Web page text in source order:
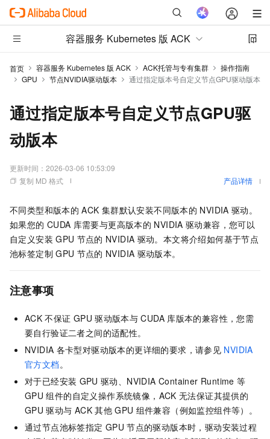
容器服务 Kubernetes 版 ACK
首页 容器服务 Kubernetes 版 ACK ACK托管与专有集群
操作指南
GPU
节点NVIDIA驱动版本 通过指定版本号自定义节点GPU驱动版本
通过指定版本号自定义节点GPU驱
动版本
更新时间： 2026-03-06 10:53:09
复制 MD 格式
产品详情
不同类型和版本的 ACK 集群默认安装不同版本的 NVIDIA 驱动。
如果您的 CUDA 库需要与更高版本的 NVIDIA 驱动兼容，您可以
自定义安装 GPU 节点的 NVIDIA 驱动。本文将介绍如何基于节点
池标签定制 GPU 节点的 NVIDIA 驱动版本。
注意事项
ACK 不保证 GPU 驱动版本与 CUDA 库版本的兼容性，您需
要自行验证二者之间的适配性。
NVIDIA 各卡型对驱动版本的更详细的要求，请参见 NVIDIA
官方文档。
对于已经安装 GPU 驱动、NVIDIA Container Runtime 等
GPU 组件的自定义操作系统镜像，ACK 无法保证其提供的
GPU 驱动与 ACK 其他 GPU 组件兼容（例如监控组件等）。
通过节点池标签指定 GPU 节点的驱动版本时，驱动安装过程